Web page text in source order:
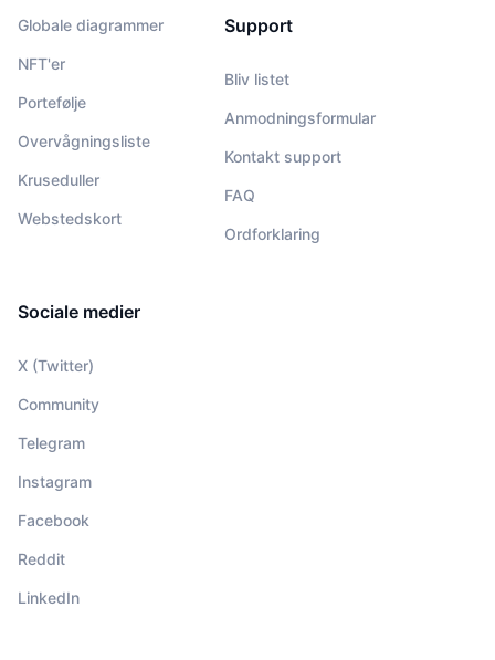
Globale diagrammer
NFT'er
Portefølje
Overvågningsliste
Kruseduller
Webstedskort
Support
Bliv listet
Anmodningsformular
Kontakt support
FAQ
Ordforklaring
Sociale medier
X (Twitter)
Community
Telegram
Instagram
Facebook
Reddit
LinkedIn